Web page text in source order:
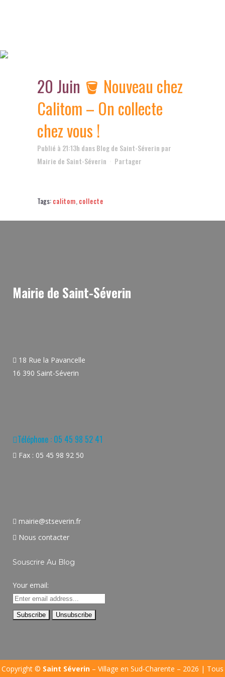
20 Juin 🪣 Nouveau chez
Calitom – On collecte
chez vous !
Publié à 21:13h dansBlog de Saint-Séverin par
Mairie de Saint-Séverin
Partager
Tags:calitom collecte
Mairie de Saint-Séverin
18 Rue la Pavancelle
16 390 Saint-Séverin
Téléphone : 05 45 98 52 41
Fax : 05 45 98 92 50
mairie@stseverin.fr
Nous contacter
Souscrire Au Blog
Your email:
Copyright © Saint Séverin – Village en Sud-Charente – 2026 | Tous